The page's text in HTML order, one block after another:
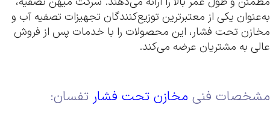
به‌عنوان یکی از معتبرترین توزیع‌کنندگان تجهیزات تصفیه آب و
مخازن تحت فشار، این محصولات را با خدمات پس از فروش
عالی به مشتریان عرضه می‌کند.
مشخصات فنی مخازن تحت فشار تفسان: